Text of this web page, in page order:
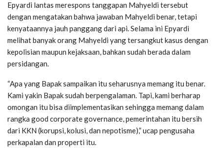
Epyardi lantas merespons tanggapan Mahyeldi tersebut
dengan mengatakan bahwa jawaban Mahyeldi benar, tetapi
kenyataannya jauh panggang dari api. Selama ini Epyardi
melihat banyak orang Mahyeldi yang tersangkut kasus dengan
kepolisian maupun kejaksaan, bahkan sudah berada dalam
persidangan.
“Apa yang Bapak sampaikan itu seharusnya memang itu benar.
Kami yakin Bapak sudah berpengalaman. Tapi, kami berharap
omongan itu bisa diimplementasikan sehingga memang dalam
rangka good corporate governance, pemerintahan itu bersih
dari KKN (korupsi, kolusi, dan nepotisme),” ucap pengusaha
perkapalan dan properti itu.